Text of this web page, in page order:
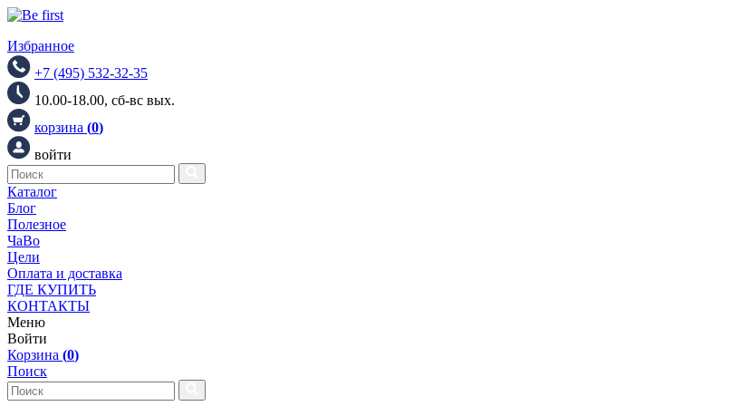
Избранное
+7 (495) 532-32-35
10.00-18.00, сб-вс вых.
корзина (0)
войти
Каталог
Блог
Полезное
ЧаВо
Цели
Оплата и доставка
ГДЕ КУПИТЬ
КОНТАКТЫ
Меню
Войти
Корзина (0)
Поиск